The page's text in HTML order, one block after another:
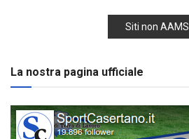
Siti non AAMS
La nostra pagina ufficiale